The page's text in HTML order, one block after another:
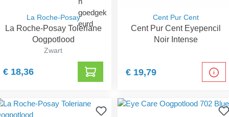
La Roche-Posay
La Roche-Posay Toleriane
Oogpotlood
Zwart
€ 18,36
Cent Pur Cent
Cent Pur Cent Eyepencil
Noir Intense
€ 19,79